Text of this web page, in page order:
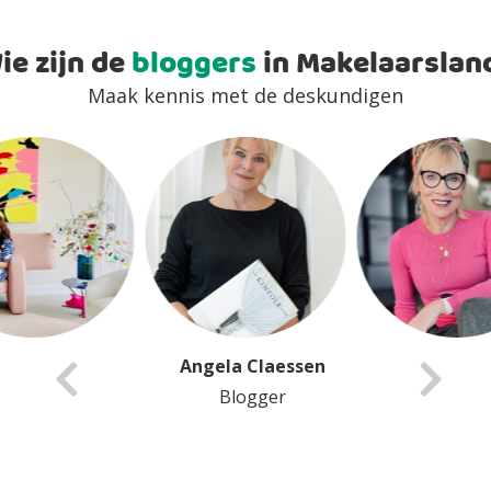
zijn debloggersin
Maak kennis met de deskundigen
Angela Claessen
Blogger